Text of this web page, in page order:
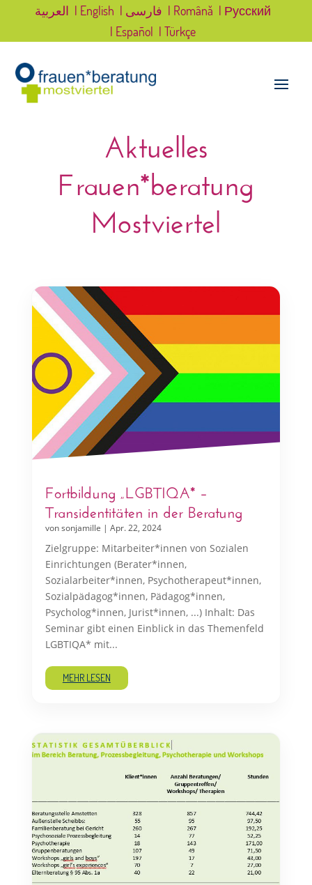
العربية | English | فارسی | Română | Русский
| Español | Türkçe
Aktuelles
Frauen*beratung
Mostviertel
Fortbildung „LGBTIQA* –
Transidentitäten in der Beratung
vonsonjamille | Apr. 22, 2024
Zielgruppe: Mitarbeiter*innen von Sozialen
Einrichtungen (Berater*innen,
Sozialarbeiter*innen, Psychotherapeut*innen,
Sozialpädagog*innen, Pädagog*innen,
Psycholog*innen, Jurist*innen, ...) Inhalt: Das
Seminar gibt einen Einblick in das Themenfeld
LGBTIQA* mit...
MEHR LESEN